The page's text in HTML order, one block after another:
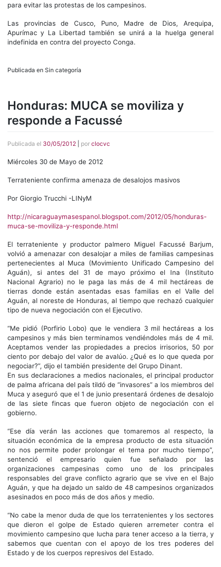
para evitar las protestas de los campesinos.
Las provincias de Cusco, Puno, Madre de Dios, Arequipa,
Apurímac y La Libertad también se unirá a la huelga general
indefinida en contra del proyecto Conga.
Publicada en Sin categoría
Honduras: MUCA se moviliza y
responde a Facussé
Publicada el 30/05/2012 por clocvc
Miércoles 30 de Mayo de 2012
Terrateniente confirma amenaza de desalojos masivos
Por Giorgio Trucchi -LINyM
http://nicaraguaymasespanol.blogspot.com/2012/05/honduras-
muca-se-moviliza-y-responde.html
El terrateniente y productor palmero Miguel Facussé Barjum,
volvió a amenazar con desalojar a miles de familias campesinas
pertenecientes al Muca (Movimiento Unificado Campesino del
Aguán), si antes del 31 de mayo próximo el Ina (Instituto
Nacional Agrario) no le paga las más de 4 mil hectáreas de
tierras donde están asentadas esas familias en el Valle del
Aguán, al noreste de Honduras, al tiempo que rechazó cualquier
tipo de nueva negociación con el Ejecutivo.
“Me pidió (Porfirio Lobo) que le vendiera 3 mil hectáreas a los
campesinos y más bien terminamos vendiéndoles más de 4 mil.
Aceptamos vender las propiedades a precios irrisorios, 50 por
ciento por debajo del valor de avalúo. ¿Qué es lo que queda por
negociar?”, dijo el también presidente del Grupo Dinant.
En sus declaraciones a medios nacionales, el principal productor
de palma africana del país tildó de “invasores” a los miembros del
Muca y aseguró que el 1 de junio presentará órdenes de desalojo
de las siete fincas que fueron objeto de negociación con el
gobierno.
“Ese día verán las acciones que tomaremos al respecto, la
situación económica de la empresa producto de esta situación
no nos permite poder prolongar el tema por mucho tiempo”,
sentenció el empresario quien fue señalado por las
organizaciones campesinas como uno de los principales
responsables del grave conflicto agrario que se vive en el Bajo
Aguán, y que ha dejado un saldo de 48 campesinos organizados
asesinados en poco más de dos años y medio.
“No cabe la menor duda de que los terratenientes y los sectores
que dieron el golpe de Estado quieren arremeter contra el
movimiento campesino que lucha para tener acceso a la tierra, y
sabemos que cuentan con el apoyo de los tres poderes del
Estado y de los cuerpos represivos del Estado.